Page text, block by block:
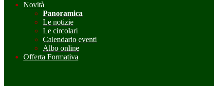
Novità
Panoramica
Le notizie
Le circolari
Calendario eventi
Albo online
Offerta Formativa